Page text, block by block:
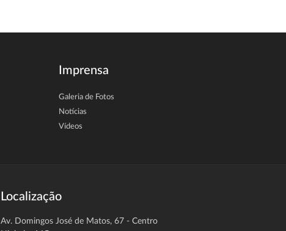
Imprensa
Galeria de Fotos
Notícias
Vídeos
Localização
Av. Domingos José de Matos, 67 - Centro